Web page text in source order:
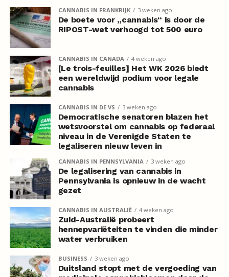
CANNABIS IN FRANKRIJK 3 weken ago
De boete voor „cannabis“ is door de
RIPOST-wet verhoogd tot 500 euro
CANNABIS IN CANADA 4 weken ago
[Le trois-feuilles] Het WK 2026 biedt
een wereldwijd podium voor legale
cannabis
CANNABIS IN DE VS 3 weken ago
Democratische senatoren blazen het
wetsvoorstel om cannabis op federaal
niveau in de Verenigde Staten te
legaliseren nieuw leven in
CANNABIS IN PENNSYLVANIA 3 weken ago
De legalisering van cannabis in
Pennsylvania is opnieuw in de wacht
gezet
CANNABIS IN AUSTRALIË 4 weken ago
Zuid-Australië probeert
hennepvariëteiten te vinden die minder
water verbruiken
BUSINESS 3 weken ago
Duitsland stopt met de vergoeding van